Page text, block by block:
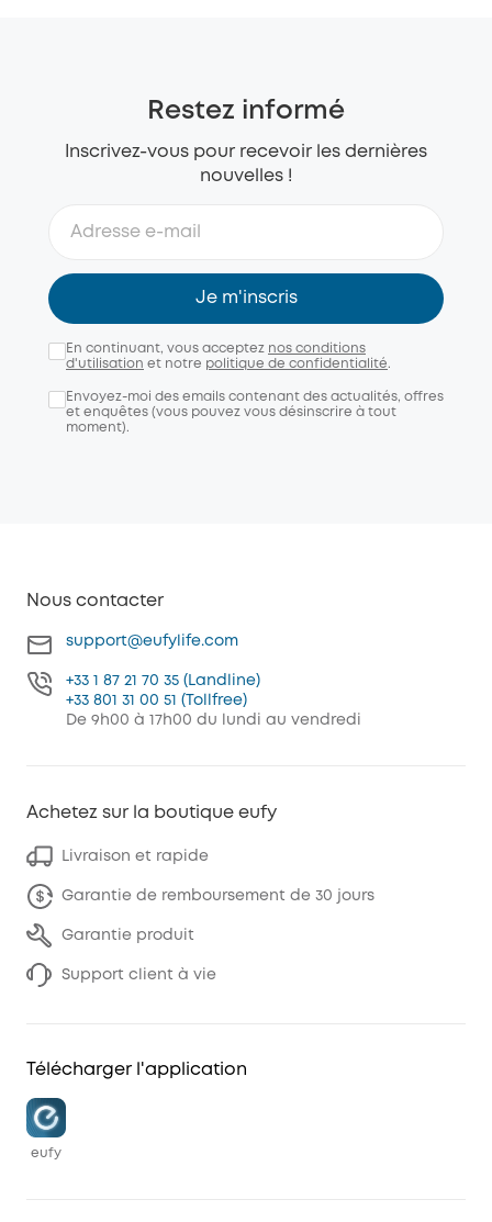
Restez informé
Inscrivez-vous pour recevoir les dernières
nouvelles !
Je m'inscris
En continuant, vous acceptez nos conditions
d'utilisation et notre politique de confidentialité.
Envoyez-moi des emails contenant des actualités, offres
et enquêtes (vous pouvez vous désinscrire à tout
moment).
Nous contacter
support@eufylife.com
+33 1 87 21 70 35 (Landline)
+33 801 31 00 51 (Tollfree)
De 9h00 à 17h00 du lundi au vendredi
Achetez sur la boutique eufy
Livraison et rapide
Garantie de remboursement de 30 jours
Garantie produit
Support client à vie
Télécharger l'application
eufy